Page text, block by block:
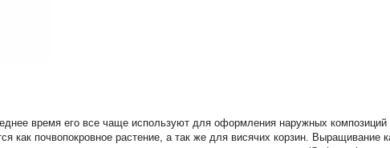
время его все чаще используют для оформления наружных
почвопокровное растение, а так же для висячих корзин. Выращивание